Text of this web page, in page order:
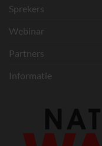
Sprekers
Webinar
Partners
Informatie